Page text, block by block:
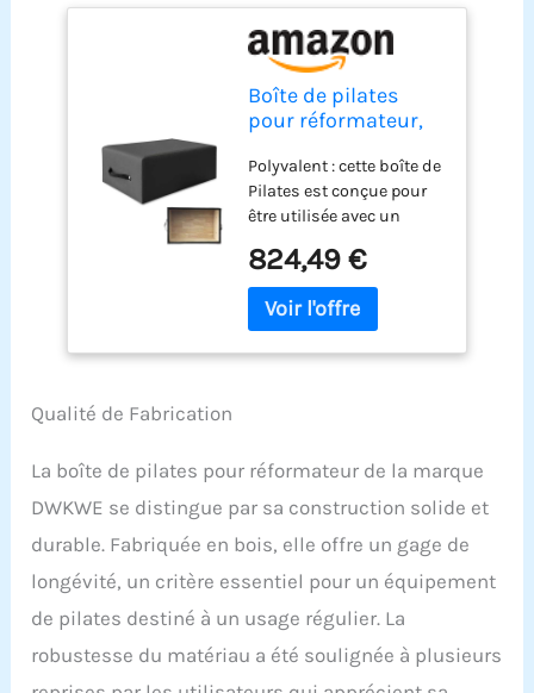
Boîte de pilates
pour réformateur,
pilates
Polyvalent : cette boîte de
Pilates est conçue pour
être utilisée avec un
stabilité et un soutien
supplémentaires
pendant les exercices.
Hauteur réglable : permet
personnalisé pour
s'adapter à différents
routines d'exercice.
Surface antidérapante :
sûre, empêchant les
824,49 €
Qualité de Fabrication
La boîte de pilates pour réformateur de la marque
DWKWE se distingue par sa construction solide et
durable. Fabriquée en bois, elle offre un gage de
longévité, un critère essentiel pour un équipement
de pilates destiné à un usage régulier. La
robustesse du matériau a été soulignée à plusieurs